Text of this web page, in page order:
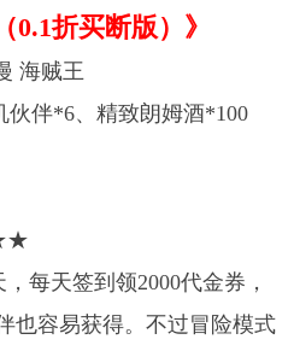
0.1折买断版）》
海贼王
伙伴*6、精致朗姆酒*100
每天签到领2000代金券，
也容易获得。不过冒险模式